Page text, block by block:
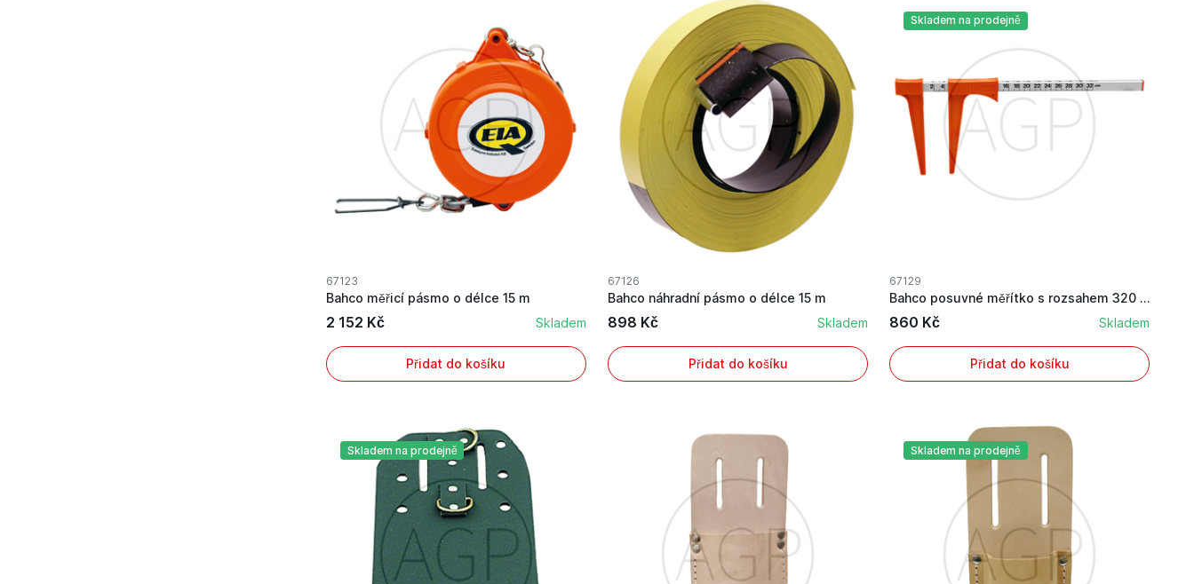
67123
Bahco měřicí pásmo o délce 15 m
2 152 Kč Skladem
Přidat do košíku
67126
Bahco náhradní pásmo o délce 15 m
898 Kč Skladem
Přidat do košíku
Skladem na prodejně
67129
Bahco posuvné měřítko s rozsahem 320 mm
860 Kč Skladem
Přidat do košíku
Skladem na prodejně Skladem na prodejně